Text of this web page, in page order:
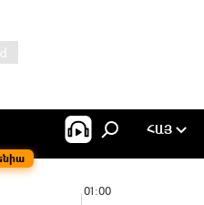
ՀԱՅ
01:00